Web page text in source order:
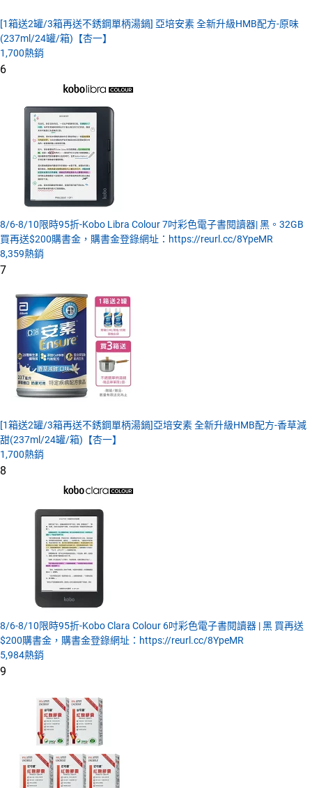
[1箱送2罐/3箱再送不銹鋼單柄湯鍋] 亞培安素 全新升級HMB配方-原味
(237ml/24罐/箱)【杏一】
1,700熱銷
6
8/6-8/10限時95折-Kobo Libra Colour 7吋彩色電子書閱讀器| 黑。32GB
買再送$200購書金，購書金登錄網址：https://reurl.cc/8YpeMR
8,359熱銷
7
[1箱送2罐/3箱再送不銹鋼單柄湯鍋]亞培安素 全新升級HMB配方-香草減
甜(237ml/24罐/箱)【杏一】
1,700熱銷
8
8/6-8/10限時95折-Kobo Clara Colour 6吋彩色電子書閱讀器 | 黑 買再送
$200購書金，購書金登錄網址：https://reurl.cc/8YpeMR
5,984熱銷
9